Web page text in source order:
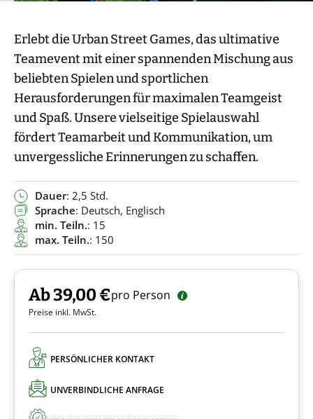
Erlebt die Urban Street Games, das ultimative
Teamevent mit einer spannenden Mischung aus
beliebten Spielen und sportlichen
Herausforderungen für maximalen Teamgeist
und Spaß. Unsere vielseitige Spielauswahl
fördert Teamarbeit und Kommunikation, um
unvergessliche Erinnerungen zu schaffen.
Dauer: 2,5 Std.
Sprache: Deutsch, Englisch
min. Teiln.: 15
max. Teiln.: 150
Ab 39,00 €pro Person
Preise inkl. MwSt.
PERSÖNLICHER KONTAKT
UNVERBINDLICHE ANFRAGE